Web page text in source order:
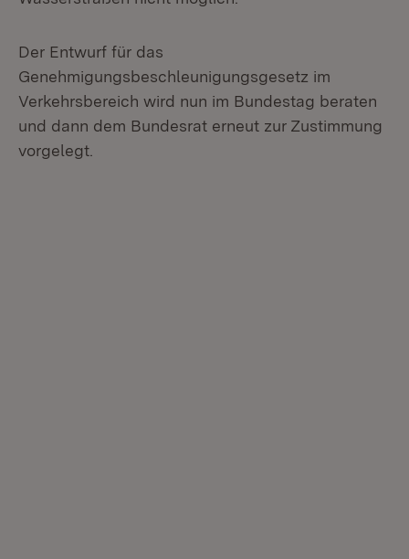
Der Entwurf für das
Genehmigungsbeschleunigungsgesetz im
Verkehrsbereich wird nun im Bundestag beraten
und dann dem Bundesrat erneut zur Zustimmung
vorgelegt.